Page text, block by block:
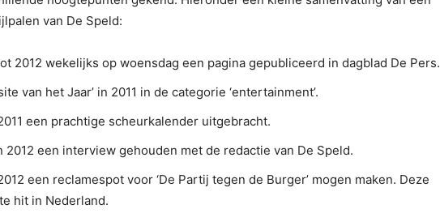
van De Speld:
2012 wekelijks op woensdag een pagina gepubliceerd in dagblad De Pers.
van het Jaar’ in 2011 in de categorie ‘entertainment’.
een prachtige scheurkalender uitgebracht.
2012 een interview gehouden met de redactie van De Speld.
een reclamespot voor ‘De Partij tegen de Burger’ mogen maken. Deze
hit in Nederland.